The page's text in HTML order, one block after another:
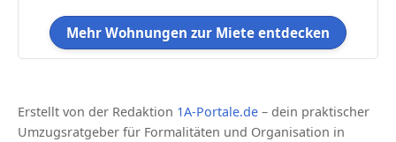
Mehr Wohnungen zur Miete entdecken
Erstellt von der Redaktion 1A-Portale.de – dein praktischer
Umzugsratgeber für Formalitäten und Organisation in